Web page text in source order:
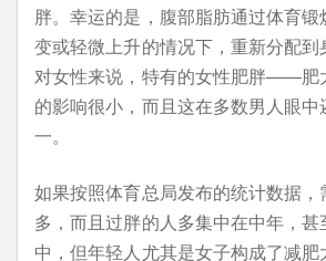
胖。幸运的是，腹部脂肪通过体育
变或轻微上升的情况下，重新分配到
对女性来说，特有的女性肥胖——肥
的影响很小，而且这在多数男人眼
一。
如果按照体育总局发布的统计数据
多，而且过胖的人多集中在中年，
中，但年轻人尤其是女子构成了减